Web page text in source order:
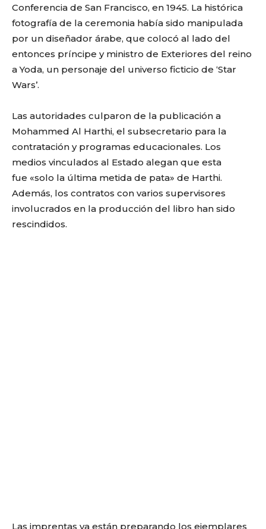
Conferencia de San Francisco, en 1945. La histórica
fotografía de la ceremonia había sido manipulada
por un diseñador árabe, que colocó al lado del
entonces príncipe y ministro de Exteriores del reino
a Yoda, un personaje del universo ficticio de ‘Star
Wars’.
Las autoridades culparon de la publicación a
Mohammed Al Harthi, el subsecretario para la
contratación y programas educacionales. Los
medios vinculados al Estado alegan que esta
fue «solo la última metida de pata» de Harthi.
Además, los contratos con varios supervisores
involucrados en la producción del libro han sido
rescindidos.
Las imprentas ya están preparando los ejemplares